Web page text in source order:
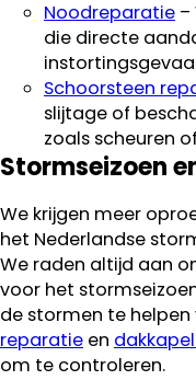
Noodreparatie
die directe
Schoorsteen
slijtage of
zoals scheuren
Stormseizoen
We krijgen meer
het Nederlandse
We raden altijd aan
voor het
de stormen te helpen
reparatie en
om te controleren.